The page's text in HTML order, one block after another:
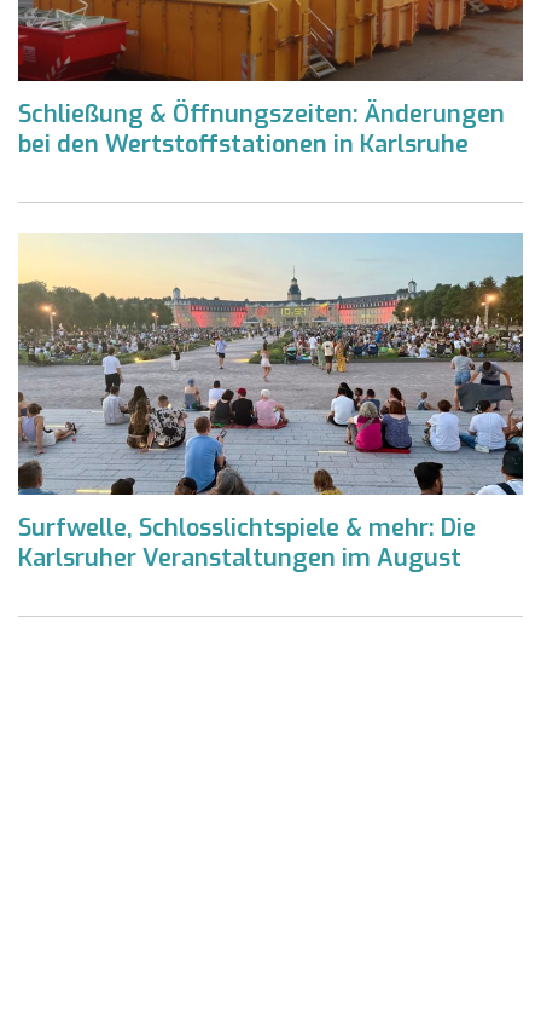
Schließung & Öffnungszeiten: Änderungen
bei den Wertstoffstationen in Karlsruhe
Surfwelle, Schlosslichtspiele & mehr: Die
Karlsruher Veranstaltungen im August